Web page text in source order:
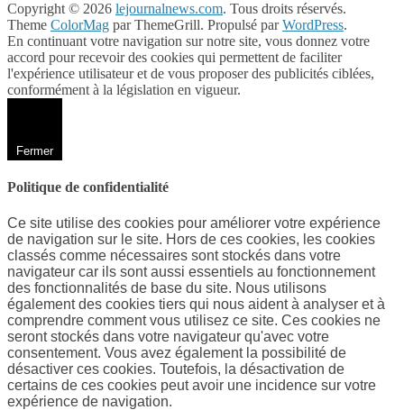
Copyright © 2026 lejournalnews.com. Tous droits réservés.
Theme ColorMag par ThemeGrill. Propulsé parWordPress.
En continuant votre navigation sur notre site, vous donnez votre
accord pour recevoir des cookies qui permettent de faciliter
l'expérience utilisateur et de vous proposer des publicités ciblées,
conformément à la législation en vigueur.
Fermer
Politique de confidentialité
Ce site utilise des cookies pour améliorer votre expérience
de navigation sur le site. Hors de ces cookies, les cookies
classés comme nécessaires sont stockés dans votre
navigateur car ils sont aussi essentiels au fonctionnement
des fonctionnalités de base du site. Nous utilisons
également des cookies tiers qui nous aident à analyser et à
comprendre comment vous utilisez ce site. Ces cookies ne
seront stockés dans votre navigateur qu'avec votre
consentement. Vous avez également la possibilité de
désactiver ces cookies. Toutefois, la désactivation de
certains de ces cookies peut avoir une incidence sur votre
expérience de navigation.